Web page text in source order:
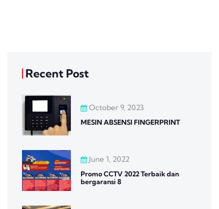
Recent Post
October 9, 2023
MESIN ABSENSI FINGERPRINT
June 1, 2022
Promo CCTV 2022 Terbaik dan
bergaransi 8